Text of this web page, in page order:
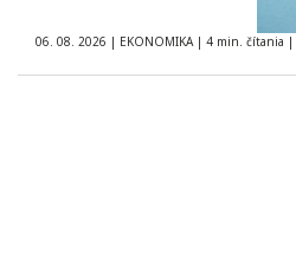
06. 08. 2026 | EKONOMIKA | 4 min. čítania |